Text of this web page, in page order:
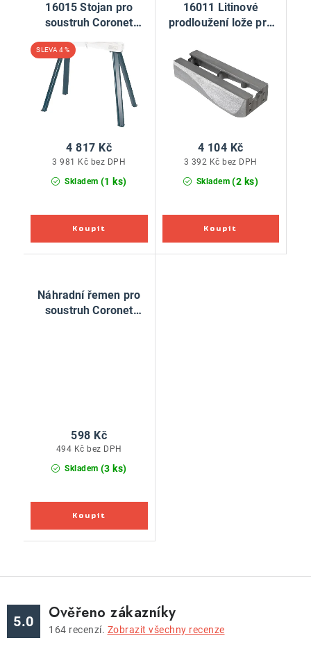
16015 Stojan pro
soustruh Coronet
4 %
Skladem (1 ks)
3 981 Kč bez DPH
4 817 Kč
16011 Litinové
prodloužení lože pro
Herald
Skladem (2 ks)
3 392 Kč bez DPH
4 104 Kč
Náhradní řemen pro
soustruh Coronet
Skladem (3 ks)
494 Kč bez DPH
598 Kč
5.0 Ověřeno zákazníky
164 recenzí. Zobrazit všechny recenze